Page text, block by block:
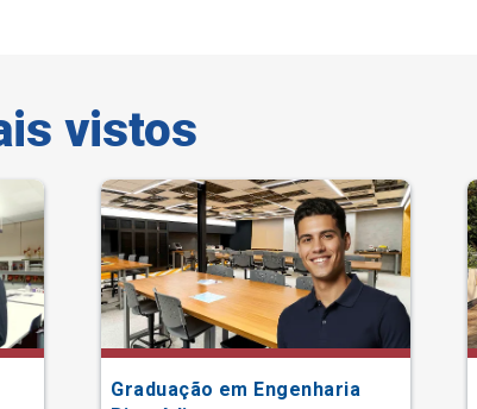
vistos
Graduação em Engenharia